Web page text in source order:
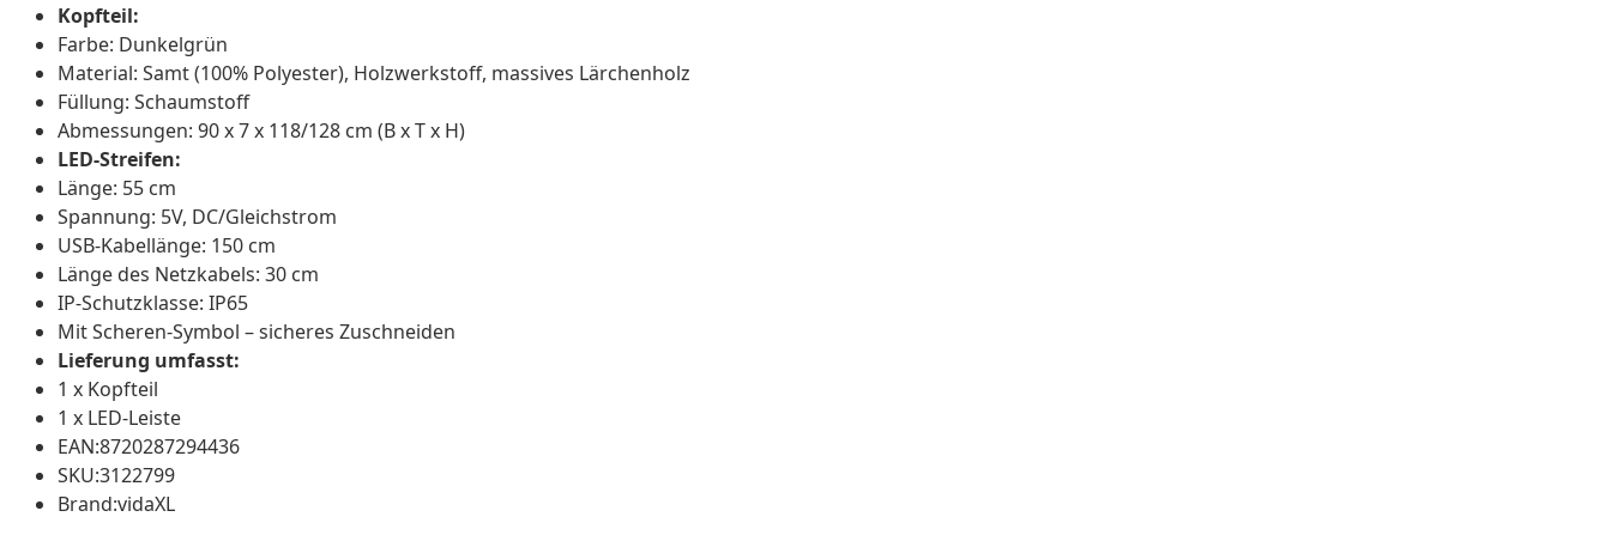
Kopfteil:
Farbe: Dunkelgrün
Material: Samt (100% Polyester), Holzwerkstoff, massives Lärchenholz
Füllung: Schaumstoff
Abmessungen: 90 x 7 x 118/128 cm (B x T x H)
LED-Streifen:
Länge: 55 cm
Spannung: 5V, DC/Gleichstrom
USB-Kabellänge: 150 cm
Länge des Netzkabels: 30 cm
IP-Schutzklasse: IP65
Mit Scheren-Symbol – sicheres Zuschneiden
Lieferung umfasst:
1 x Kopfteil
1 x LED-Leiste
EAN:8720287294436
SKU:3122799
Brand:vidaXL